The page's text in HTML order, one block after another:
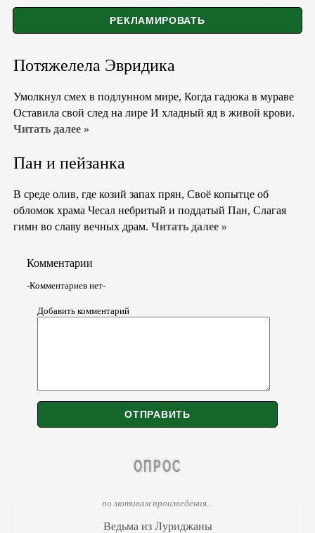
Потяжелела Эвридика
Умолкнул смех в подлунном мире, Когда гадюка в мураве
Оставила свой след на лире И хладный яд в живой крови.
Читать далее »
Пан и пейзанка
В среде олив, где козий запах прян, Своё копытце об
обломок храма Чесал небритый и поддатый Пан, Слагая
гимн во славу вечных драм. Читать далее »
Комментарии
-Комментариев нет-
Добавить комментарий
ОПРОС
по мотивам произведения...
Ведьма из Луриджаны